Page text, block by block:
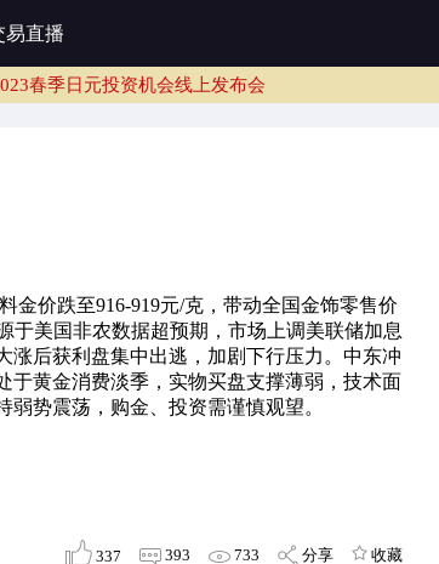
易直播
投资机会线上发布会
资机会线上发布会
春季日元投资机会线上发布会
金价跌至916-919元/克，带动全国金饰零售价
于美国非农数据超预期，市场上调美联储加息
涨后获利盘集中出逃，加剧下行压力。中东冲
于黄金消费淡季，实物买盘支撑薄弱，技术面
势震荡，购金、投资需谨慎观望。
337 393 733 分享 收藏